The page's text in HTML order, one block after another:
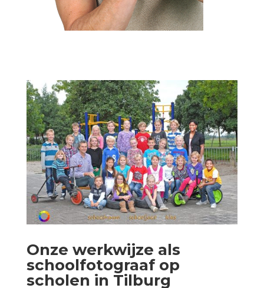
Onze werkwijze als
schoolfotograaf op
scholen in Tilburg